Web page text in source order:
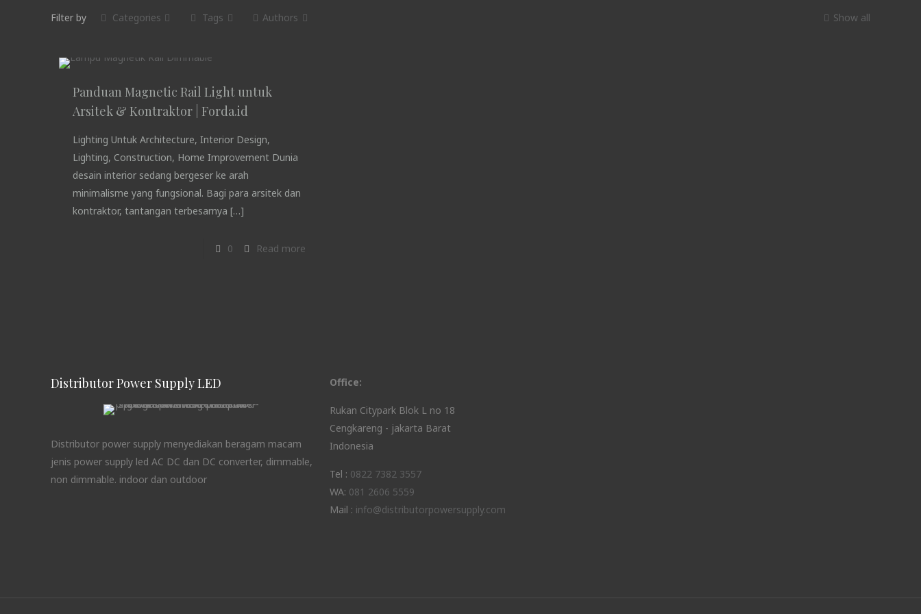
Filter by Categories Tags Authors Show all
Panduan Magnetic Rail Light untuk
Arsitek & Kontraktor | Forda.id
Lighting Untuk Architecture, Interior Design,
Lighting, Construction, Home Improvement Dunia
desain interior sedang bergeser ke arah
minimalisme yang fungsional. Bagi para arsitek dan
kontraktor, tantangan terbesarnya […]
0 Read more
Distributor Power Supply LED
Distributor power supply menyediakan beragam macam
jenis power supply led AC DC dan DC converter, dimmable,
non dimmable. indoor dan outdoor
Office:
Rukan Citypark Blok L no 18
Cengkareng - jakarta Barat
Indonesia
Tel : 0822 7382 3557
WA: 081 2606 5559
Mail : info@distributorpowersupply.com